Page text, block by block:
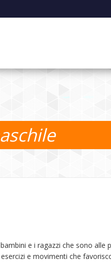
e i ragazzi che sono alle
e movimenti che